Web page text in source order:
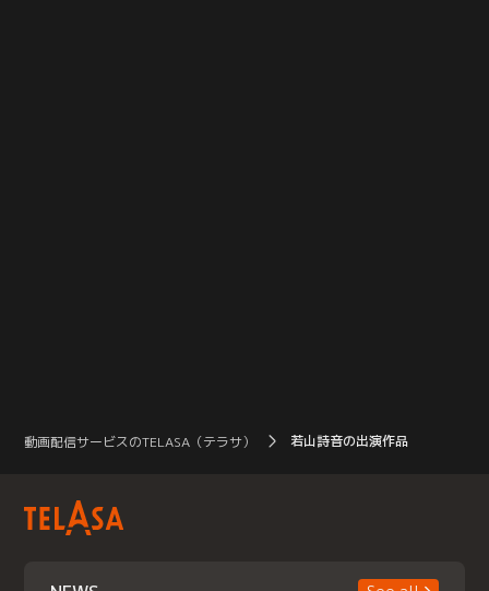
動画配信サービスのTELASA（テラサ） 若山詩音の出演作品